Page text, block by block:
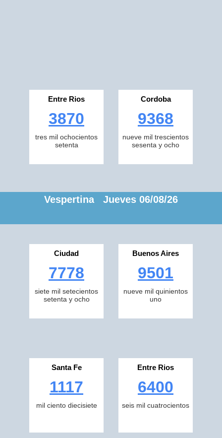
Entre Rios
3870
tres mil ochocientos
setenta
Cordoba
9368
nueve mil trescientos
sesenta y ocho
Vespertina Jueves 06/08/26
Ciudad
7778
siete mil setecientos
setenta y ocho
Buenos Aires
9501
nueve mil quinientos
uno
Santa Fe
1117
mil ciento diecisiete
Entre Rios
6400
seis mil cuatrocientos